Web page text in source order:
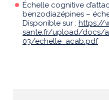
Échelle cognitive
benzodiazépines –
Disponible sur : https://
sante.fr/upload/docs/
03/echelle_acab.pdf